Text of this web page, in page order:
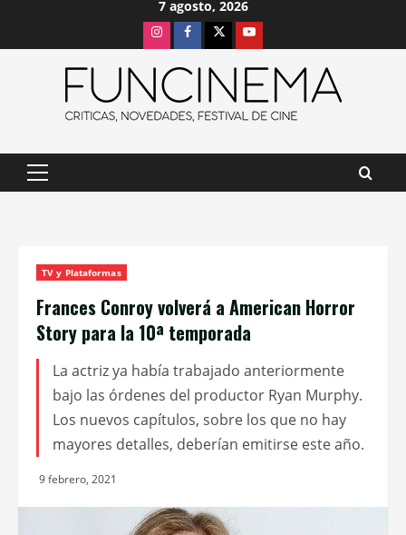
7 agosto, 2026
InstagramFacebook
X Youtube
Menú
TV y Plataformas
Frances Conroy volverá a American Horror
Story para la 10ª temporada
La actriz ya había trabajado anteriormente
bajo las órdenes del productor Ryan Murphy.
Los nuevos capítulos, sobre los que no hay
mayores detalles, deberían emitirse este año.
9 febrero, 2021